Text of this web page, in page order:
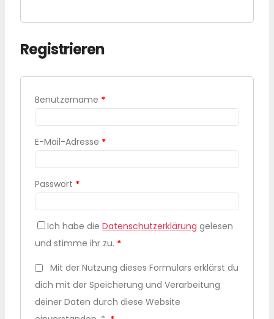
Registrieren
Benutzername *
E-Mail-Adresse *
Passwort *
Ich habe die Datenschutzerklärung gelesen
und stimme ihr zu. *
Mit der Nutzung dieses Formulars erklärst du
dich mit der Speicherung und Verarbeitung
deiner Daten durch diese Website